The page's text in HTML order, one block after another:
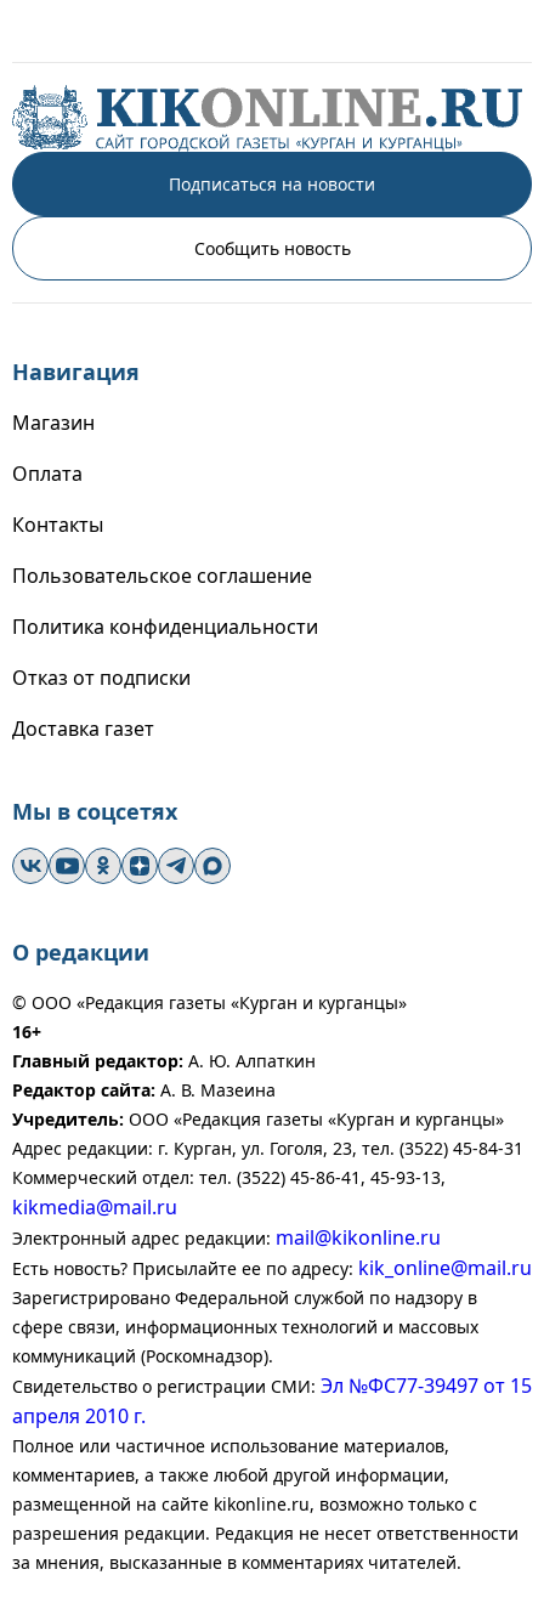
Подписаться на новости
Сообщить новость
Навигация
Магазин
Оплата
Контакты
Пользовательское соглашение
Политика конфиденциальности
Отказ от подписки
Доставка газет
Мы в соцсетях
О редакции
© ООО «Редакция газеты «Курган и курганцы»
16+
Главный редактор: А. Ю. Алпаткин
Редактор сайта: А. В. Мазеина
Учредитель: ООО «Редакция газеты «Курган и курганцы»
Адрес редакции: г. Курган, ул. Гоголя, 23, тел. (3522) 45-84-31
Коммерческий отдел: тел. (3522) 45-86-41, 45-93-13,
kikmedia@mail.ru
Электронный адрес редакции: mail@kikonline.ru
Есть новость? Присылайте ее по адресу: kik_online@mail.ru
Зарегистрировано Федеральной службой по надзору в
сфере связи, информационных технологий и массовых
коммуникаций (Роскомнадзор).
Свидетельство о регистрации СМИ: Эл №ФС77-39497 от 15
апреля 2010 г.
Полное или частичное использование материалов,
комментариев, а также любой другой информации,
размещенной на сайте kikonline.ru, возможно только с
разрешения редакции. Редакция не несет ответственности
за мнения, высказанные в комментариях читателей.